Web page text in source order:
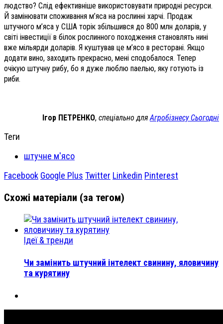
людство? Слід ефективніше використовувати природні ресурси.
Й замінювати споживання м’яса на рослинні харчі. Продаж
штучного м’яса у США торік збільшився до 800 млн доларів, у
світі інвестиції в білок рослинного походження становлять нині
вже мільярди доларів. Я куштував це м’ясо в ресторані. Якщо
додати вино, заходить прекрасно, мені сподобалося. Тепер
очікую штучну рибу, бо я дуже люблю паелью, яку готують із
риби.
Ігор ПЕТРЕНКО, спеціально дляАгробізнесу Сьогодні
Теги
штучне м'ясо
Facebook Google Plus Twitter Linkedin Pinterest
Схожі матеріали (за тегом)
Ідеї & тренди
Чи замінить штучний інтелект свинину, яловичину
та курятину